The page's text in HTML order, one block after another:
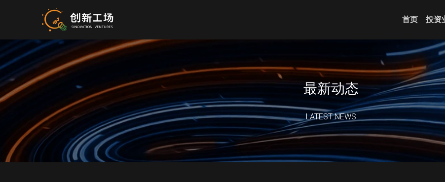
首页 投资
最新动态
LATEST NEWS